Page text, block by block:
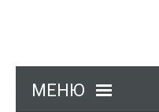
МЕНЮ